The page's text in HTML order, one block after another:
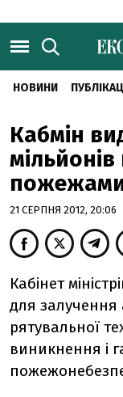
НОВИНИ
Кабмін
21 СЕРПНЯ 2012, 20:06
Кабінет
для залучення
рятувальної
виникнення і